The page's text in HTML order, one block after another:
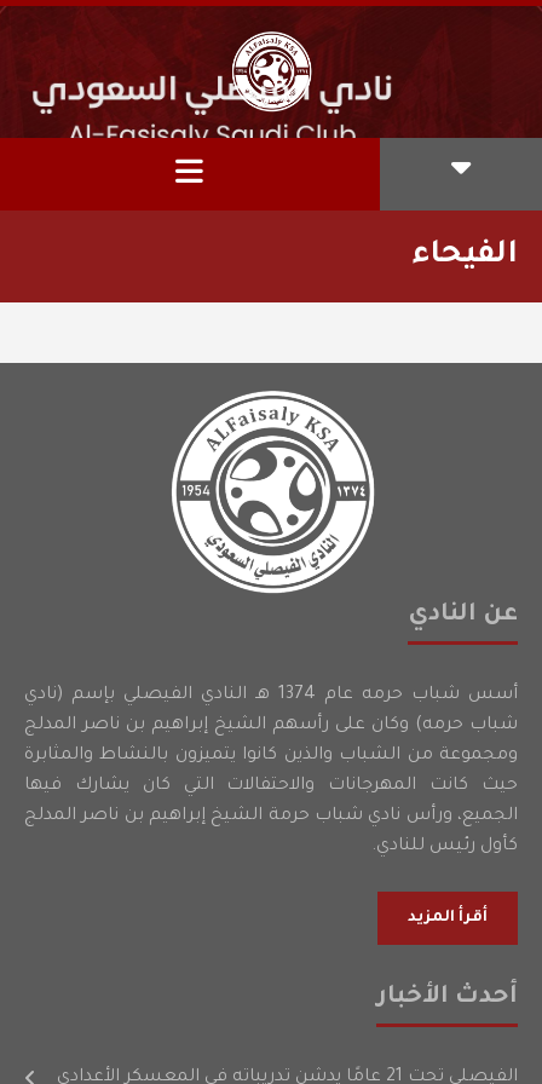
الفيحاء
عن النادي
أسس شباب حرمه عام 1374 هـ النادي الفيصلي بإسم (نادي
شباب حرمه) وكان على رأسهم الشيخ إبراهيم بن ناصر المدلج
ومجموعة من الشباب والذين كانوا يتميزون بالنشاط والمثابرة
حيث كانت المهرجانات والاحتفالات التي كان يشارك فيها
الجميع، ورأس نادي شباب حرمة الشيخ إبراهيم بن ناصر المدلج
كأول رئيس للنادي.
أقرأ المزيد
أحدث الأخبار
الفيصلي تحت 21 عامًا يدشن تدريباته في المعسكر الأعدادي